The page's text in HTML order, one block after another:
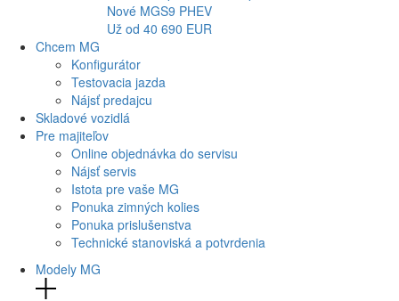
Nové MGS9 PHEV
Už od 40 690 EUR
Chcem MG
Konfigurátor
Testovacia jazda
Nájsť predajcu
Skladové vozidlá
Pre majiteľov
Online objednávka do servisu
Nájsť servis
Istota pre vaše MG
Ponuka zimných kolies
Ponuka prislušenstva
Technické stanoviská a potvrdenia
Modely MG